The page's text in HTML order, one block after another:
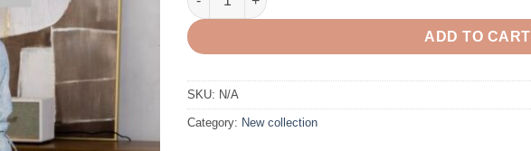
ADD TO CART
SKU: N/A
Category: New collection